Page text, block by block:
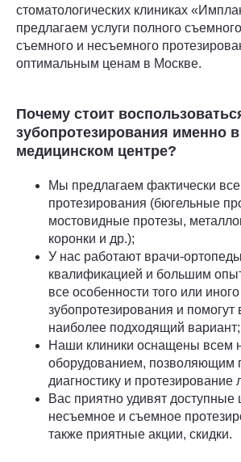
стоматологических клиниках
предлагаем услуги полного
съемного и несъемного
оптимальным ценам в Москве.
Почему стоит
зубопротезирования именно
медицинском центре?
Мы предлагаем фактически
протезирования (бюгельные
мостовидные протезы,
коронки и др.);
У нас работают врачи-
квалификацией и большим
все особенности того или
зубопротезирования и
наиболее подходящий вариант;
Наши клиники оснащены всем
оборудованием, позволяющим
диагностику и
Вас приятно удивят доступные
несъемное и съемное
также приятные акции, скидки.